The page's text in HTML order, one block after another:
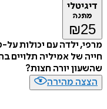
דיגיטלי
מתנה
₪25
מרפי, ילדה עם יכולות על-
חייה של אמיליה תלויים
שהשעון יורה חצות?
הצצה מהירה